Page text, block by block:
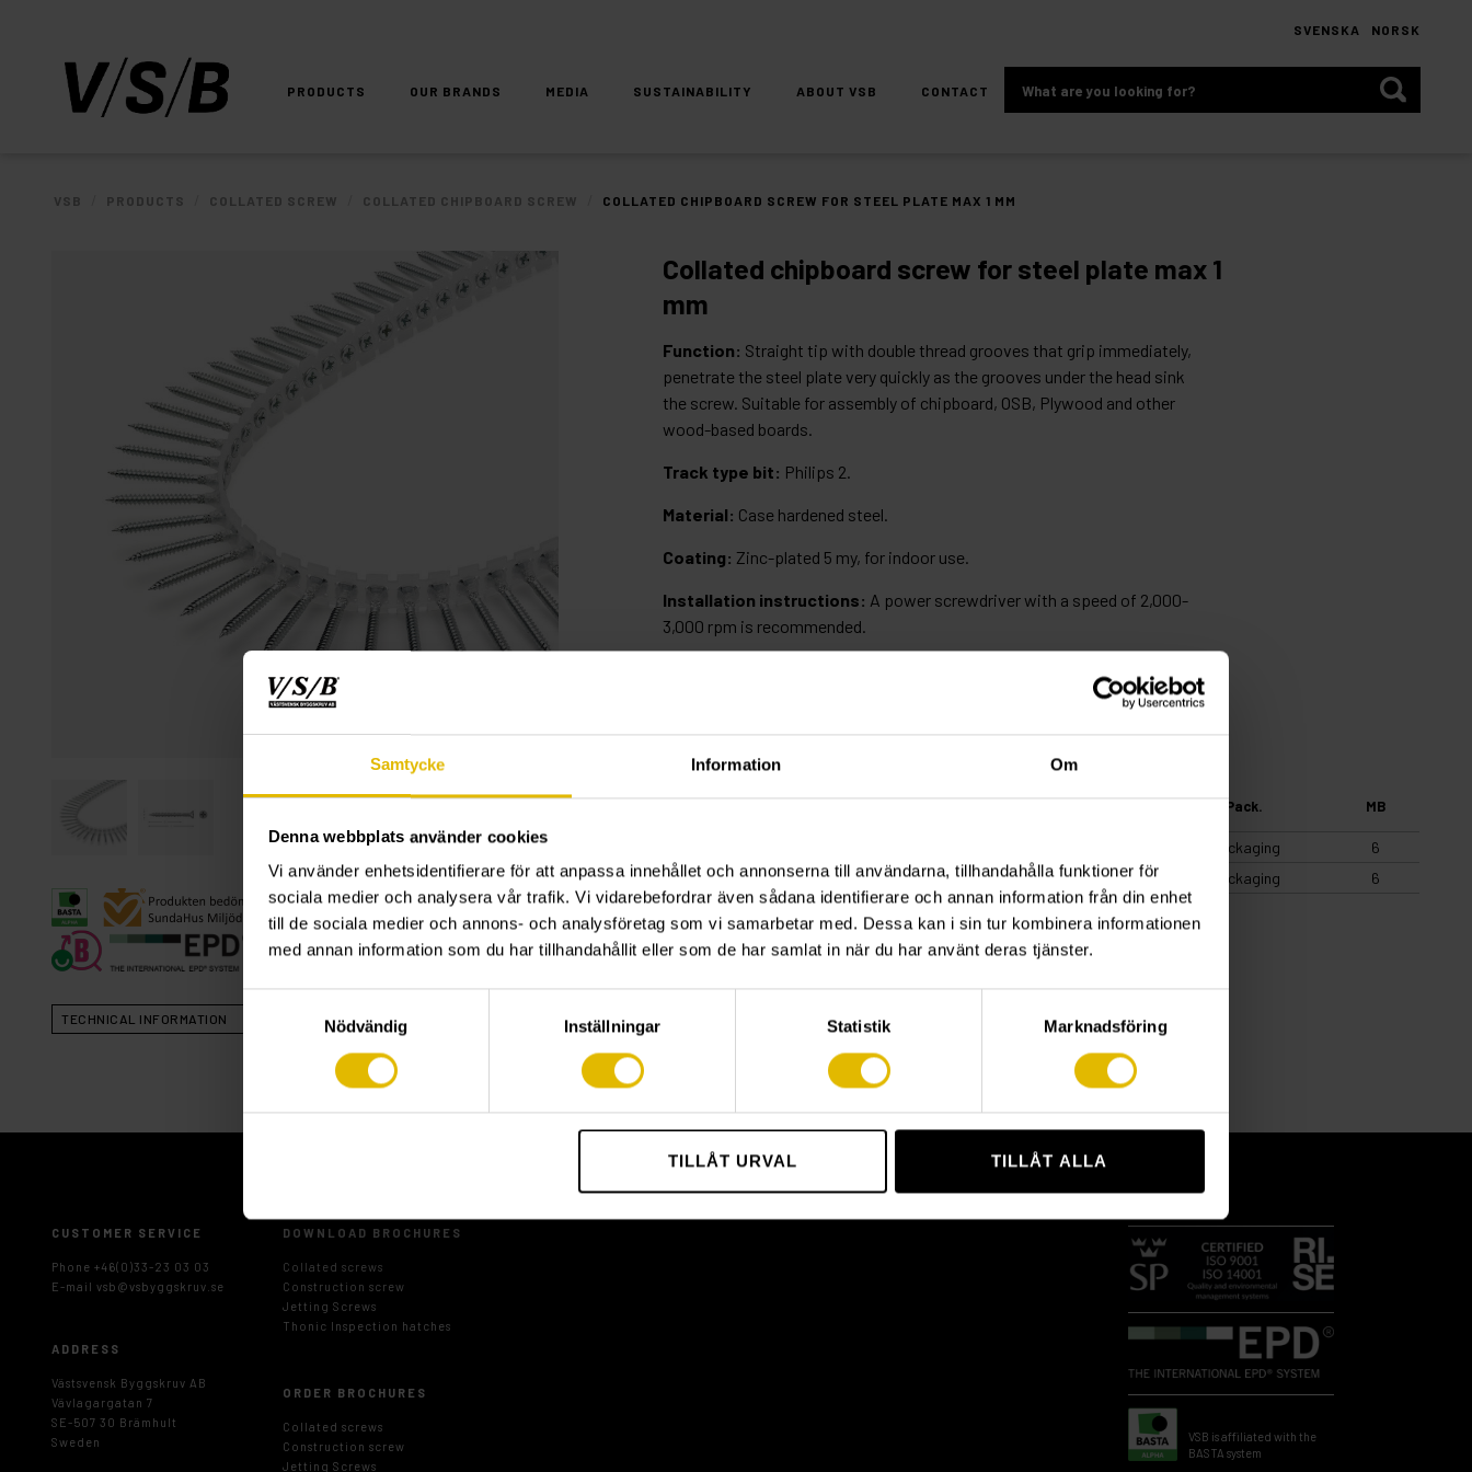
Samtycke Information Om
Denna webbplats använder cookies
Vi använder enhetsidentifierare för att anpassa innehållet och annonserna till användarna, tillhandahålla funktioner för
sociala medier och analysera vår trafik. Vi vidarebefordrar även sådana identifierare och annan information från din enhet
till de sociala medier och annons- och analysföretag som vi samarbetar med. Dessa kan i sin tur kombinera informationen
med annan information som du har tillhandahållit eller som de har samlat in när du har använt deras tjänster.
Samtyckesval
Nödvändig
Inställningar Statistik Marknadsföring
TILLÅT URVAL TILLÅT ALLA
PRODUCTS OUR BRANDS MEDIA SUSTAINABILITY ABOUT VSB CONTACT
are
you
SVENSKA NORSK
VSB PRODUCTS COLLATED SCREW COLLATED CHIPBOARD SCREW COLLATED CHIPBOARD SCREW FOR STEEL PLATE MAX 1 MM
TECHNICAL INFORMATION
Collated chipboard screw for steel plate max 1
mm
Function: Straight tip with double thread grooves that grip immediately,
penetrate the steel plate very quickly as the grooves under the head sink
the screw. Suitable for assembly of chipboard, OSB, Plywood and other
wood-based boards.
Track type bit: Philips 2.
Material: Case hardened steel.
Coating: Zinc-plated 5 my, for indoor use.
Installation instructions: A power screwdriver with a speed of 2,000-
3,000 rpm is recommended.
UNIT GUIDE
Pack. MB
Packaging
6
3.9
41 29 RB1841 1000 Packaging 6
CUSTOMER SERVICE
Phone +46(0)33-23 03 03
E-mail vsb@vsbyggskruv.se
DOWNLOAD BROCHURES
Collated screws
Construction screw
Jetting Screws
Thonic Inspection hatches
ADDRESS
Västsvensk Byggskruv AB
Vävlagargatan 7
SE-507 30 Brämhult
Sweden
ORDER BROCHURES
Collated screws
Construction screw
Jetting Screws
VSB is affiliated with the
BASTA system